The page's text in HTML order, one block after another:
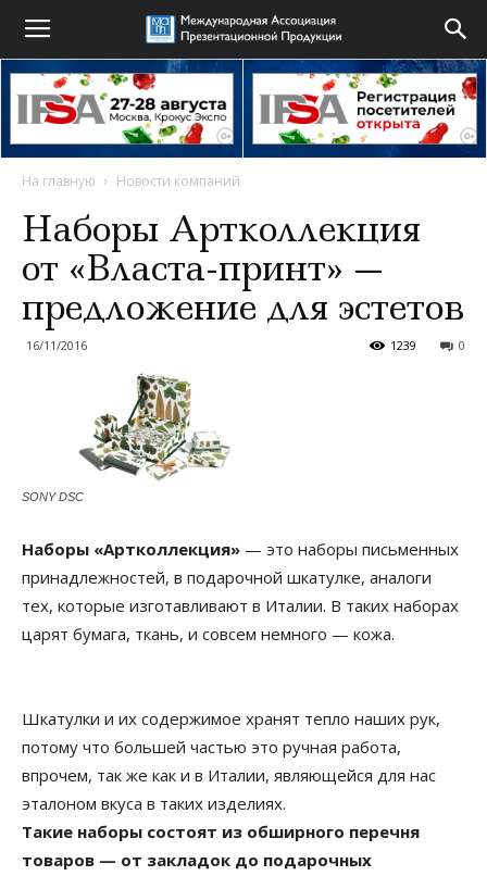
На главную Новости компаний
Наборы Артколлекция
от «Власта-принт» —
предложение для эстетов
16/11/2016 0
1239
SONY DSC
Наборы «Артколлекция» — это наборы письменных
принадлежностей, в подарочной шкатулке, аналоги
тех, которые изготавливают в Италии. В таких наборах
царят бумага, ткань, и совсем немного — кожа.
Шкатулки и их содержимое хранят тепло наших рук,
потому что большей частью это ручная работа,
впрочем, так же как и в Италии, являющейся для нас
эталоном вкуса в таких изделиях.
Такие наборы состоят из обширного перечня
товаров — от закладок до подарочных